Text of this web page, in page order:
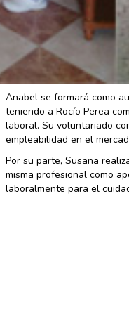
Anabel se formará como
teniendo a Rocío Perea
laboral. Su voluntariado
empleabilidad en el
Por su parte, Susana
misma profesional como
laboralmente para el